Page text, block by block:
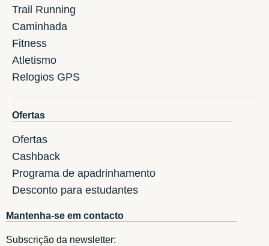
Trail Running
Caminhada
Fitness
Atletismo
Relogios GPS
Ofertas
Ofertas
Cashback
Programa de apadrinhamento
Desconto para estudantes
Mantenha-se em contacto
Subscrição da newsletter: